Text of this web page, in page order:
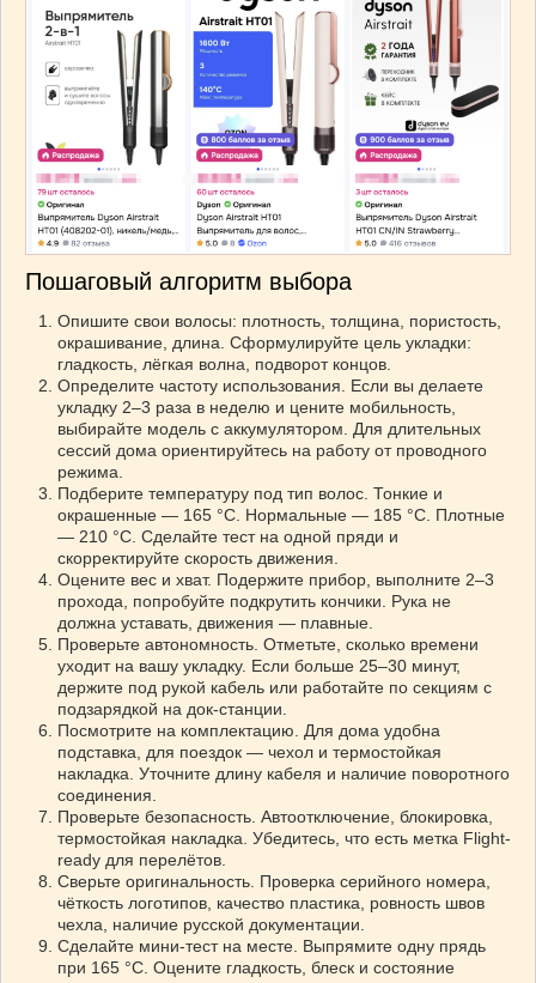
Пошаговый алгоритм выбора
Опишите свои волосы: плотность, толщина, пористость,
окрашивание, длина. Сформулируйте цель укладки:
гладкость, лёгкая волна, подворот концов.
Определите частоту использования. Если вы делаете
укладку 2–3 раза в неделю и цените мобильность,
выбирайте модель с аккумулятором. Для длительных
сессий дома ориентируйтесь на работу от проводного
режима.
Подберите температуру под тип волос. Тонкие и
окрашенные — 165 °C. Нормальные — 185 °C. Плотные
— 210 °C. Сделайте тест на одной пряди и
скорректируйте скорость движения.
Оцените вес и хват. Подержите прибор, выполните 2–3
прохода, попробуйте подкрутить кончики. Рука не
должна уставать, движения — плавные.
Проверьте автономность. Отметьте, сколько времени
уходит на вашу укладку. Если больше 25–30 минут,
держите под рукой кабель или работайте по секциям с
подзарядкой на док-станции.
Посмотрите на комплектацию. Для дома удобна
подставка, для поездок — чехол и термостойкая
накладка. Уточните длину кабеля и наличие поворотного
соединения.
Проверьте безопасность. Автоотключение, блокировка,
термостойкая накладка. Убедитесь, что есть метка Flight-
ready для перелётов.
Сверьте оригинальность. Проверка серийного номера,
чёткость логотипов, качество пластика, ровность швов
чехла, наличие русской документации.
Сделайте мини-тест на месте. Выпрямите одну прядь
при 165 °C. Оцените гладкость, блеск и состояние